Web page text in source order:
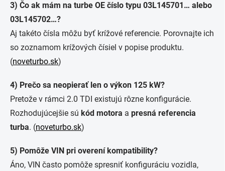
3) Čo ak mám na turbe OE číslo typu 03L145701… alebo
03L145702…?
Aj takéto čísla môžu byť krížové referencie. Porovnajte ich
so zoznamom krížových čísiel v popise produktu.
(noveturbo.sk)
4) Prečo sa neopierať len o výkon 125 kW?
Pretože v rámci 2.0 TDI existujú rôzne konfigurácie.
Rozhodujúcejšie sú kód motora a presná referencia
turba. (noveturbo.sk)
5) Pomôže VIN pri overení kompatibility?
Áno, VIN často pomôže spresniť konfiguráciu vozidla,